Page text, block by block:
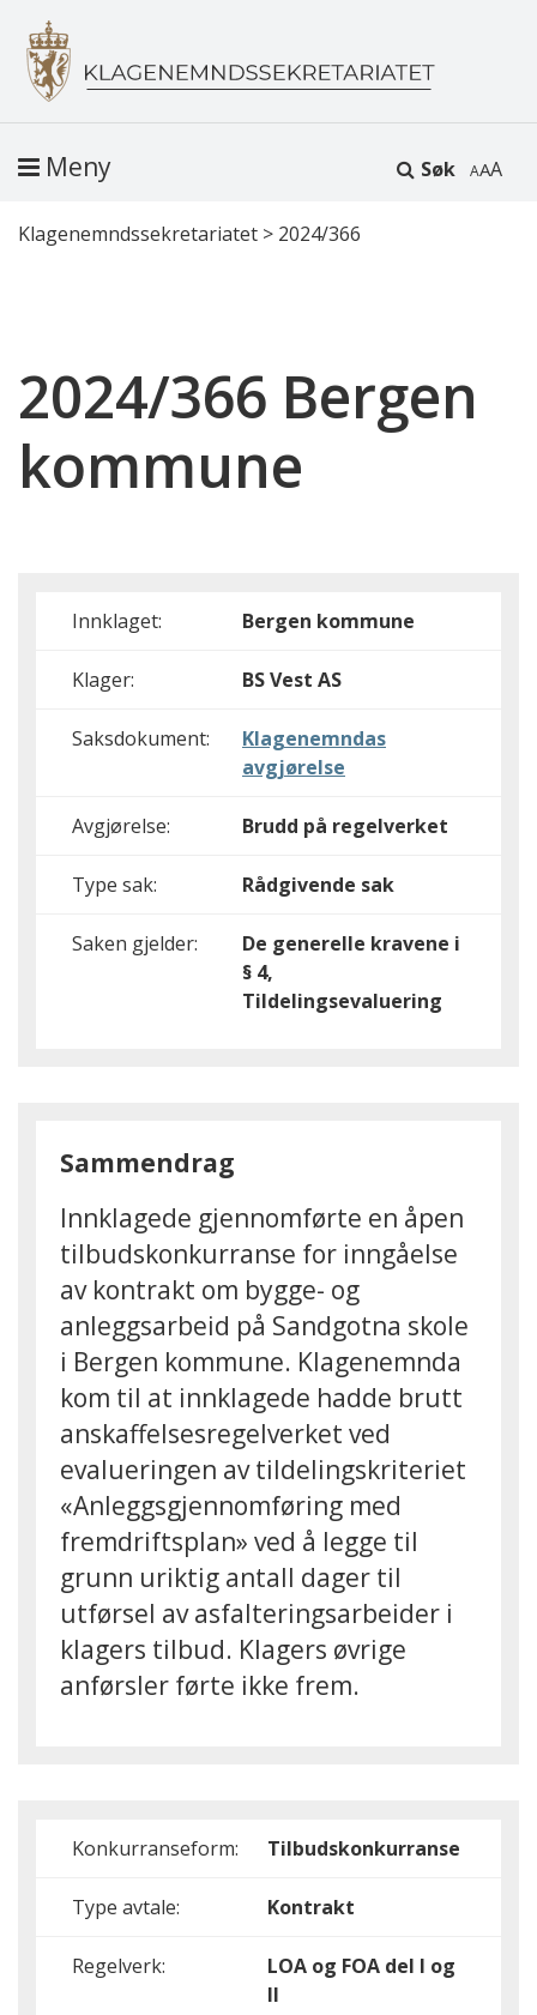
Søk A
Meny
Klagenemndssekretariatet > 2024/366
2024/366 Bergen
kommune
Innklaget: Bergen kommune
Klager: BS Vest AS
Saksdokument:
Klagenemndas
avgjørelse
Avgjørelse: Brudd på regelverket
Type sak: Rådgivende sak
Saken gjelder:
De generelle kravene i
§ 4,
Tildelingsevaluering
Sammendrag
Innklagede gjennomførte en åpen
tilbudskonkurranse for inngåelse
av kontrakt om bygge- og
anleggsarbeid på Sandgotna skole
i Bergen kommune. Klagenemnda
kom til at innklagede hadde brutt
anskaffelsesregelverket ved
evalueringen av tildelingskriteriet
«Anleggsgjennomføring med
fremdriftsplan» ved å legge til
grunn uriktig antall dager til
utførsel av asfalteringsarbeider i
klagers tilbud. Klagers øvrige
anførsler førte ikke frem.
Konkurranseform: Tilbudskonkurranse
Type avtale: Kontrakt
Regelverk:
LOA og FOA del I og
II